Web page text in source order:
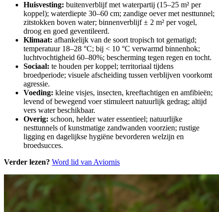
Huisvesting: buitenverblijf met waterpartij (15–25 m² per
koppel); waterdiepte 30–60 cm; zandige oever met nesttunnel;
zitstokken boven water; binnenverblijf ± 2 m² per vogel,
droog en goed geventileerd.
Klimaat: afhankelijk van de soort tropisch tot gematigd;
temperatuur 18–28 °C; bij < 10 °C verwarmd binnenhok;
luchtvochtigheid 60–80%; bescherming tegen regen en tocht.
Sociaal: te houden per koppel; territoriaal tijdens
broedperiode; visuele afscheiding tussen verblijven voorkomt
agressie.
Voeding: kleine visjes, insecten, kreeftachtigen en amfibieën;
levend of bewegend voer stimuleert natuurlijk gedrag; altijd
vers water beschikbaar.
Overig: schoon, helder water essentieel; natuurlijke
nesttunnels of kunstmatige zandwanden voorzien; rustige
ligging en dagelijkse hygiëne bevorderen welzijn en
broedsucces.
Verder lezen? Word lid van Aviornis